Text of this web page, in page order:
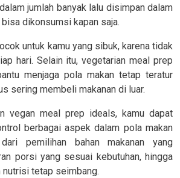
jumlah banyak lalu disimpan dalam
dikonsumsi kapan saja.
untuk kamu yang sibuk, karena tidak
hari. Selain itu, vegetarian meal prep
menjaga pola makan tetap teratur
sering membeli makanan di luar.
vegan meal prep ideals, kamu dapat
berbagai aspek dalam pola makan
pemilihan bahan makanan yang
porsi yang sesuai kebutuhan, hingga
tetap seimbang.